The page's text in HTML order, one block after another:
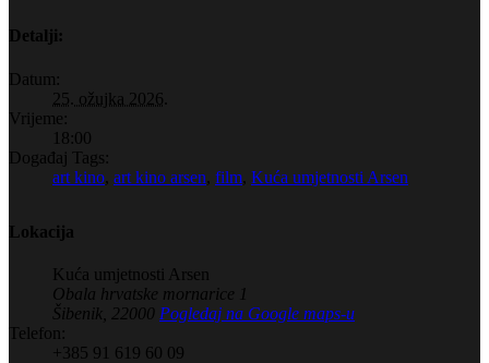
Detalji:
Datum:
25. ožujka 2026.
Vrijeme:
18:00
Događaj Tags:
art kino, art kino arsen, film, Kuća umjetnosti Arsen
Lokacija
Kuća umjetnosti Arsen
Obala hrvatske mornarice 1
Šibenik
22000 Pogledaj na Google maps-u
Telefon:
+385 91 619 60 09